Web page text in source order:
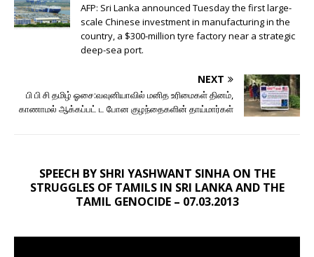
AFP: Sri Lanka announced Tuesday the first large-
scale Chinese investment in manufacturing in the
country, a $300-million tyre factory near a strategic
deep-sea port.
NEXT
பி பி சி தமிழ் ஓசை:வவுனியாவில் மனித உரிமைகள் தினம்,
காணாமல் ஆக்கப்பட் ட போன குழந்தைகளின் தாய்மார்கள்
SPEECH BY SHRI YASHWANT SINHA ON THE
STRUGGLES OF TAMILS IN SRI LANKA AND THE
TAMIL GENOCIDE – 07.03.2013